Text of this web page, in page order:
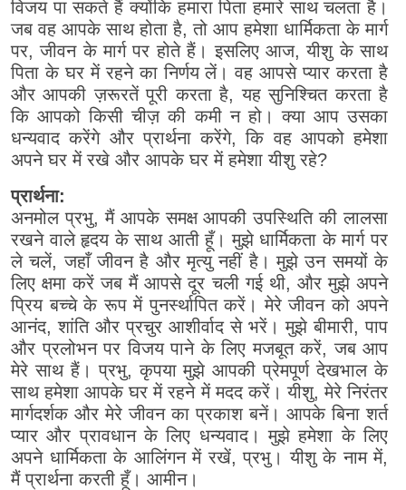
विजय पा सकते हैं क्योंकि हमारा पिता हमारे साथ चलता है।
जब वह आपके साथ होता है, तो आप हमेशा धार्मिकता के मार्ग
पर, जीवन के मार्ग पर होते हैं। इसलिए आज, यीशु के साथ
पिता के घर में रहने का निर्णय लें। वह आपसे प्यार करता है
और आपकी ज़रूरतें पूरी करता है, यह सुनिश्चित करता है
कि आपको किसी चीज़ की कमी न हो। क्या आप उसका
धन्यवाद करेंगे और प्रार्थना करेंगे, कि वह आपको हमेशा
अपने घर में रखे और आपके घर में हमेशा यीशु रहे?
प्रार्थना:
अनमोल प्रभु, मैं आपके समक्ष आपकी उपस्थिति की लालसा
रखने वाले हृदय के साथ आती हूँ। मुझे धार्मिकता के मार्ग पर
ले चलें, जहाँ जीवन है और मृत्यु नहीं है। मुझे उन समयों के
लिए क्षमा करें जब मैं आपसे दूर चली गई थी, और मुझे अपने
प्रिय बच्चे के रूप में पुनर्स्थापित करें। मेरे जीवन को अपने
आनंद, शांति और प्रचुर आशीर्वाद से भरें। मुझे बीमारी, पाप
और प्रलोभन पर विजय पाने के लिए मजबूत करें, जब आप
मेरे साथ हैं। प्रभु, कृपया मुझे आपकी प्रेमपूर्ण देखभाल के
साथ हमेशा आपके घर में रहने में मदद करें। यीशु, मेरे निरंतर
मार्गदर्शक और मेरे जीवन का प्रकाश बनें। आपके बिना शर्त
प्यार और प्रावधान के लिए धन्यवाद। मुझे हमेशा के लिए
अपने धार्मिकता के आलिंगन में रखें, प्रभु। यीशु के नाम में,
मैं प्रार्थना करती हूँ। आमीन।